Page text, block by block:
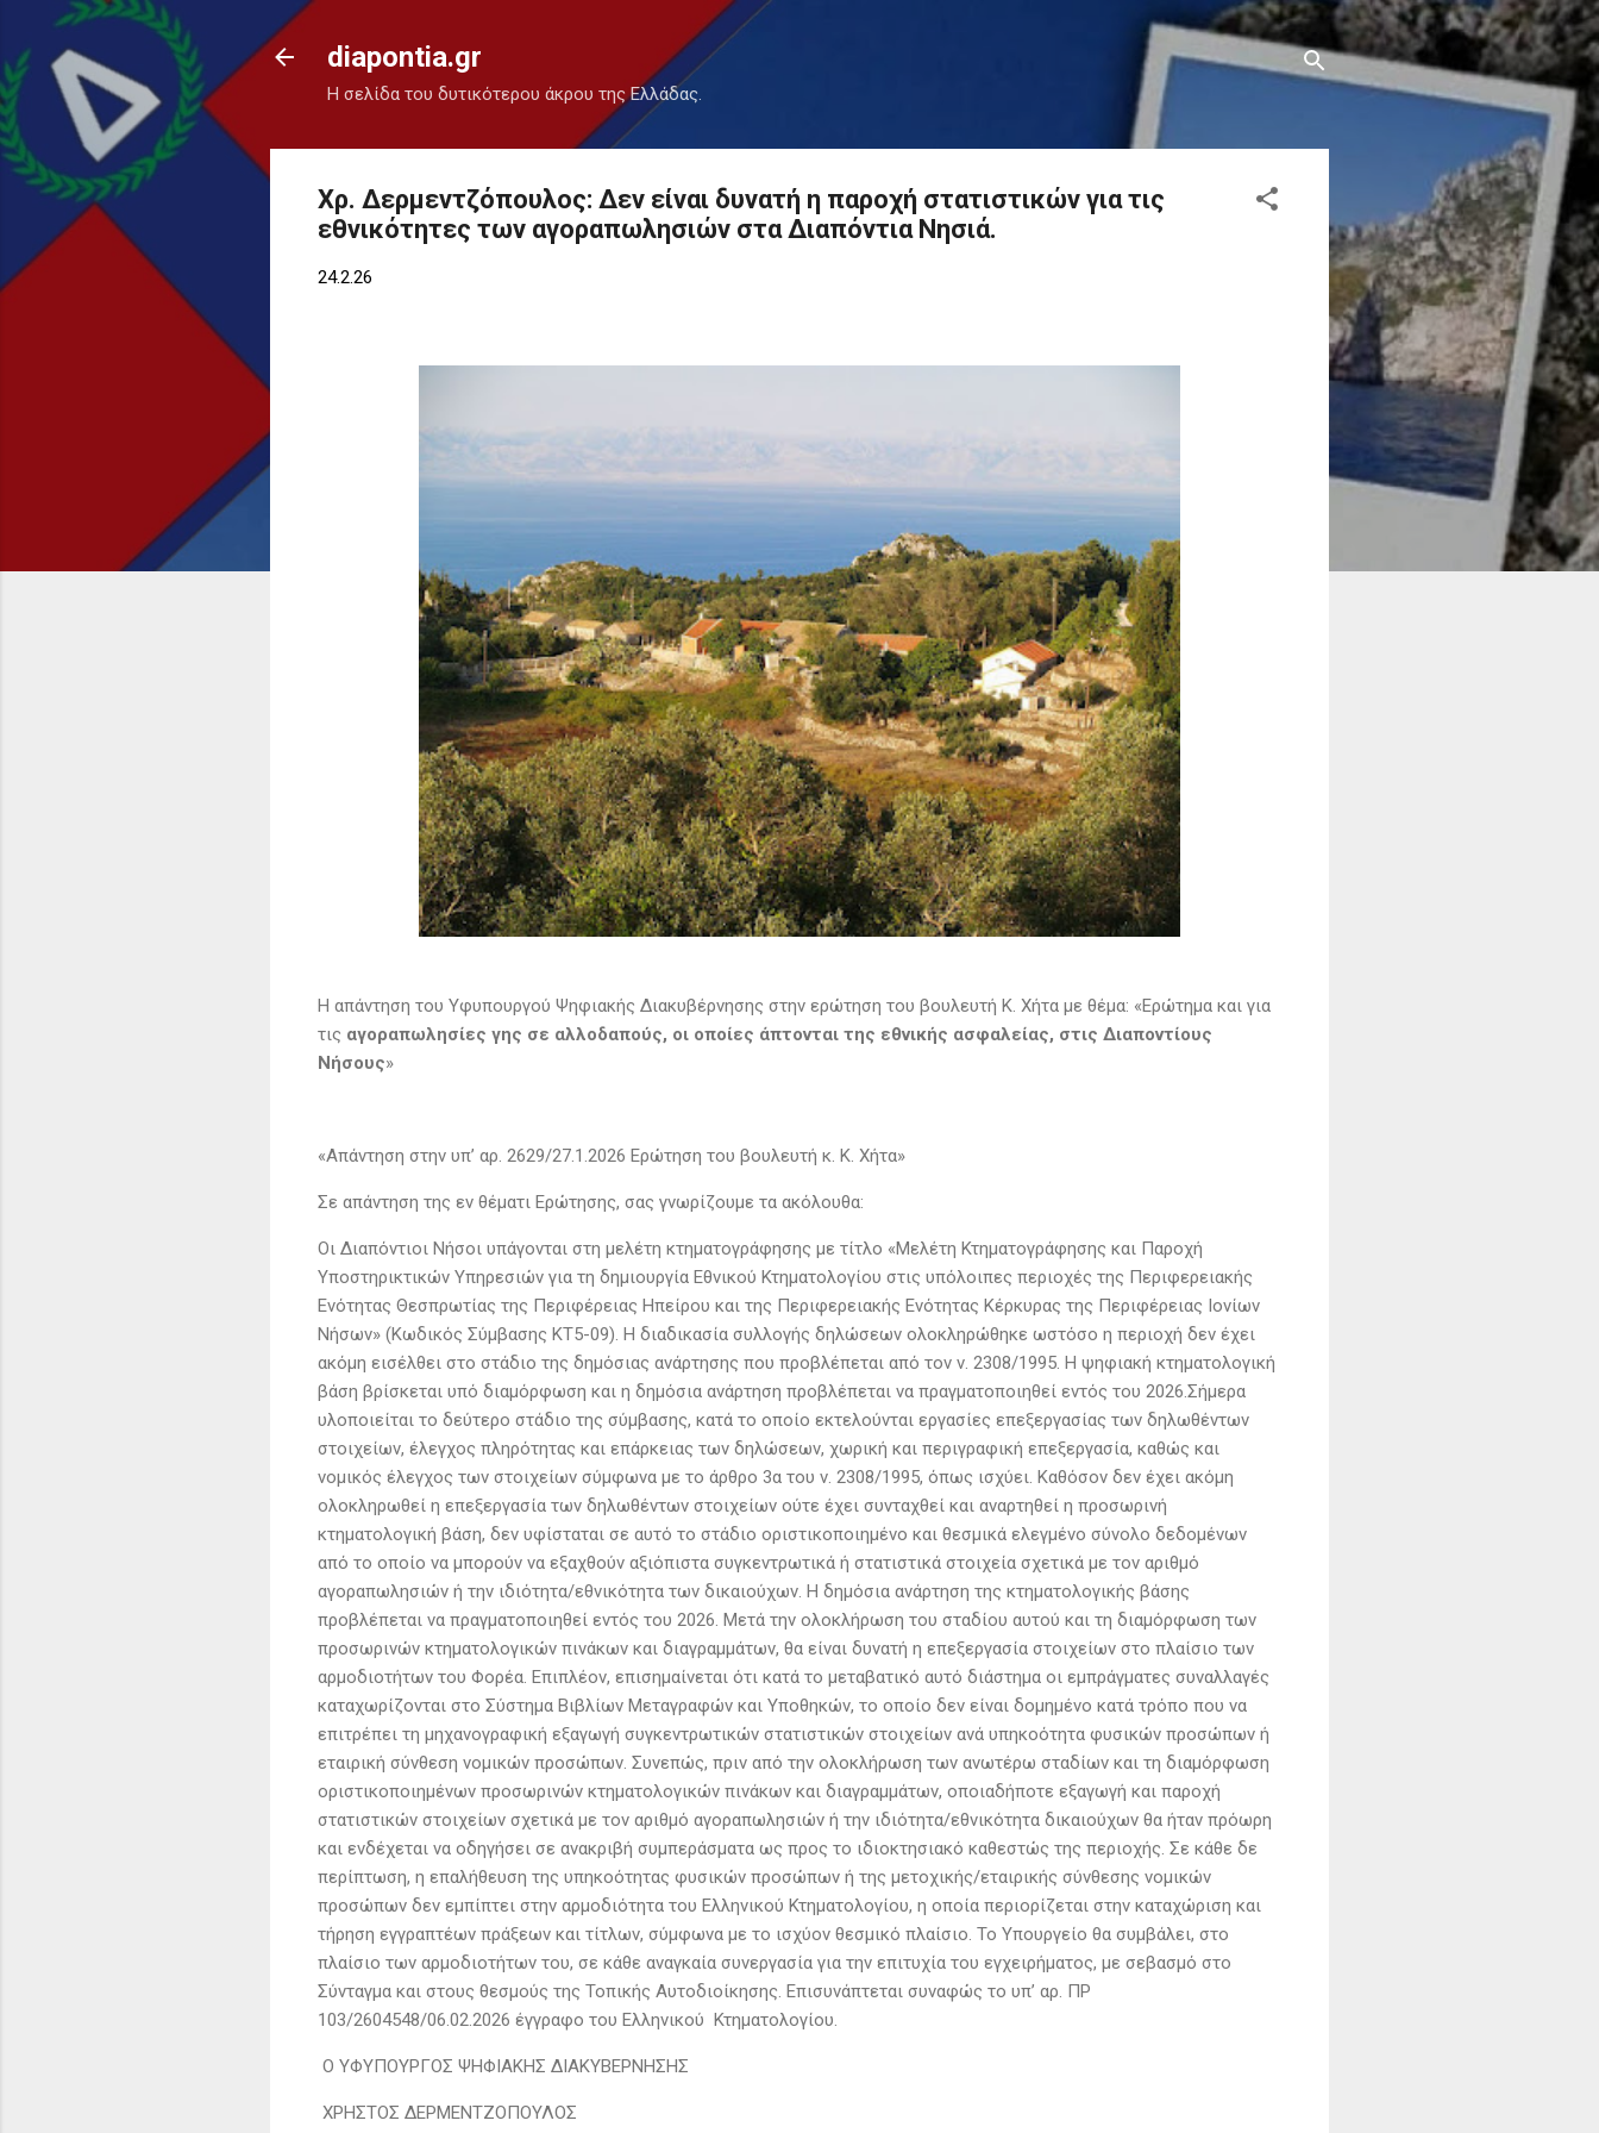
Μετάβαση στο κύριο περιεχόμενο
diapontia.gr
Η σελίδα του δυτικότερου άκρου της Ελλάδας.
Χρ. Δερμεντζόπουλος: Δεν είναι δυνατή η παροχή στατιστικών για τις
εθνικότητες των αγοραπωλησιών στα Διαπόντια Νησιά.
24.2.26
Η απάντηση του Υφυπουργού Ψηφιακής Διακυβέρνησης στην ερώτηση του βουλευτή Κ. Χήτα με θέμα: «Ερώτημα και για
τις αγοραπωλησίες γης σε αλλοδαπούς, οι οποίες άπτονται της εθνικής ασφαλείας, στις Διαποντίους
Νήσους»
«Απάντηση στην υπ’ αρ. 2629/27.1.2026 Ερώτηση του βουλευτή κ. Κ. Χήτα»
Σε απάντηση της εν θέματι Ερώτησης, σας γνωρίζουμε τα ακόλουθα:
Οι Διαπόντιοι Νήσοι υπάγονται στη μελέτη κτηματογράφησης με τίτλο «Μελέτη Κτηματογράφησης και Παροχή
Υποστηρικτικών Υπηρεσιών για τη δημιουργία Εθνικού Κτηματολογίου στις υπόλοιπες περιοχές της Περιφερειακής
Ενότητας Θεσπρωτίας της Περιφέρειας Ηπείρου και της Περιφερειακής Ενότητας Κέρκυρας της Περιφέρειας Ιονίων
Νήσων» (Κωδικός Σύμβασης ΚΤ5-09). Η διαδικασία συλλογής δηλώσεων ολοκληρώθηκε ωστόσο η περιοχή δεν έχει
ακόμη εισέλθει στο στάδιο της δημόσιας ανάρτησης που προβλέπεται από τον ν. 2308/1995. Η ψηφιακή κτηματολογική
βάση βρίσκεται υπό διαμόρφωση και η δημόσια ανάρτηση προβλέπεται να πραγματοποιηθεί εντός του 2026.Σήμερα
υλοποιείται το δεύτερο στάδιο της σύμβασης, κατά το οποίο εκτελούνται εργασίες επεξεργασίας των δηλωθέντων
στοιχείων, έλεγχος πληρότητας και επάρκειας των δηλώσεων, χωρική και περιγραφική επεξεργασία, καθώς και
νομικός έλεγχος των στοιχείων σύμφωνα με το άρθρο 3α του ν. 2308/1995, όπως ισχύει. Καθόσον δεν έχει ακόμη
ολοκληρωθεί η επεξεργασία των δηλωθέντων στοιχείων ούτε έχει συνταχθεί και αναρτηθεί η προσωρινή
κτηματολογική βάση, δεν υφίσταται σε αυτό το στάδιο οριστικοποιημένο και θεσμικά ελεγμένο σύνολο δεδομένων
από το οποίο να μπορούν να εξαχθούν αξιόπιστα συγκεντρωτικά ή στατιστικά στοιχεία σχετικά με τον αριθμό
αγοραπωλησιών ή την ιδιότητα/εθνικότητα των δικαιούχων. Η δημόσια ανάρτηση της κτηματολογικής βάσης
προβλέπεται να πραγματοποιηθεί εντός του 2026. Μετά την ολοκλήρωση του σταδίου αυτού και τη διαμόρφωση των
προσωρινών κτηματολογικών πινάκων και διαγραμμάτων, θα είναι δυνατή η επεξεργασία στοιχείων στο πλαίσιο των
αρμοδιοτήτων του Φορέα. Επιπλέον, επισημαίνεται ότι κατά το μεταβατικό αυτό διάστημα οι εμπράγματες συναλλαγές
καταχωρίζονται στο Σύστημα Βιβλίων Μεταγραφών και Υποθηκών, το οποίο δεν είναι δομημένο κατά τρόπο που να
επιτρέπει τη μηχανογραφική εξαγωγή συγκεντρωτικών στατιστικών στοιχείων ανά υπηκοότητα φυσικών προσώπων ή
εταιρική σύνθεση νομικών προσώπων. Συνεπώς, πριν από την ολοκλήρωση των ανωτέρω σταδίων και τη διαμόρφωση
οριστικοποιημένων προσωρινών κτηματολογικών πινάκων και διαγραμμάτων, οποιαδήποτε εξαγωγή και παροχή
στατιστικών στοιχείων σχετικά με τον αριθμό αγοραπωλησιών ή την ιδιότητα/εθνικότητα δικαιούχων θα ήταν πρόωρη
και ενδέχεται να οδηγήσει σε ανακριβή συμπεράσματα ως προς το ιδιοκτησιακό καθεστώς της περιοχής. Σε κάθε δε
περίπτωση, η επαλήθευση της υπηκοότητας φυσικών προσώπων ή της μετοχικής/εταιρικής σύνθεσης νομικών
προσώπων δεν εμπίπτει στην αρμοδιότητα του Ελληνικού Κτηματολογίου, η οποία περιορίζεται στην καταχώριση και
τήρηση εγγραπτέων πράξεων και τίτλων, σύμφωνα με το ισχύον θεσμικό πλαίσιο. Το Υπουργείο θα συμβάλει, στο
πλαίσιο των αρμοδιοτήτων του, σε κάθε αναγκαία συνεργασία για την επιτυχία του εγχειρήματος, με σεβασμό στο
Σύνταγμα και στους θεσμούς της Τοπικής Αυτοδιοίκησης. Επισυνάπτεται συναφώς το υπ’ αρ. ΠΡ
103/2604548/06.02.2026 έγγραφο του Ελληνικού Κτηματολογίου.
Ο ΥΦΥΠΟΥΡΓΟΣ ΨΗΦΙΑΚΗΣ ΔΙΑΚΥΒΕΡΝΗΣΗΣ
ΧΡΗΣΤΟΣ ΔΕΡΜΕΝΤΖΟΠΟΥΛΟΣ